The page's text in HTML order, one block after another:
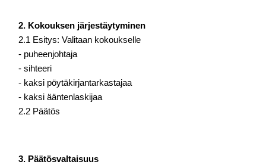
2. Kokouksen järjestäytyminen
2.1 Esitys: Valitaan kokoukselle
- puheenjohtaja
- sihteeri
- kaksi pöytäkirjantarkastajaa
- kaksi ääntenlaskijaa
2.2 Päätös
3. Päätösvaltaisuus